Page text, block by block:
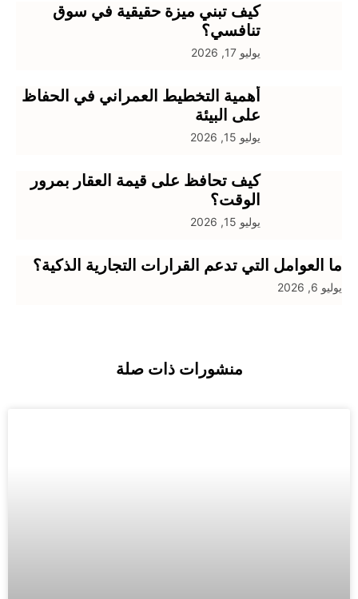
كيف تبني ميزة حقيقية في سوق
تنافسي؟
أهمية التخطيط العمراني في الحفاظ
على البيئة
كيف تحافظ على قيمة العقار بمرور
الوقت؟
العوامل التي تدعم القرارات التجارية الذكية؟
منشورات ذات صلة